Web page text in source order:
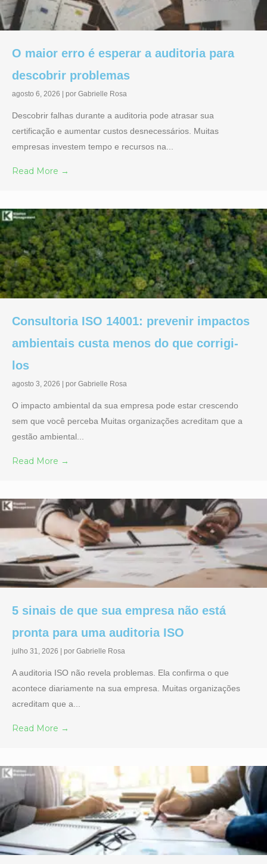
O maior erro é esperar a auditoria para
descobrir problemas
agosto 6, 2026 por Gabrielle Rosa
Descobrir falhas durante a auditoria pode atrasar sua
certificação e aumentar custos desnecessários. Muitas
empresas investem tempo e recursos na...
Read More →
Consultoria ISO 14001: prevenir impactos
ambientais custa menos do que corrigi-
los
agosto 3, 2026 | por Gabrielle Rosa
O impacto ambiental da sua empresa pode estar crescendo
sem que você perceba Muitas organizações acreditam que a
gestão ambiental...
Read More →
5 sinais de que sua empresa não está
pronta para uma auditoria ISO
julho 31, 2026 por Gabrielle Rosa
A auditoria ISO não revela problemas. Ela confirma o que
acontece diariamente na sua empresa. Muitas organizações
acreditam que a...
Read More →